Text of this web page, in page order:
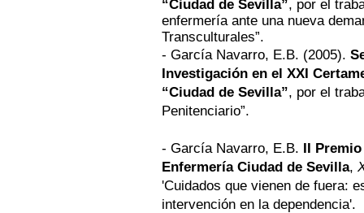
“Ciudad de Sevilla”, por el
enfermería ante una nueva
Transculturales”.
- García Navarro, E.B. (2005).
Investigación en el XXI
“Ciudad de Sevilla”, por el
Penitenciario”.
- García Navarro, E.B. II
Enfermería Ciudad de Sevilla,
'Cuidados que vienen de fuera:
intervención en la dependencia'.